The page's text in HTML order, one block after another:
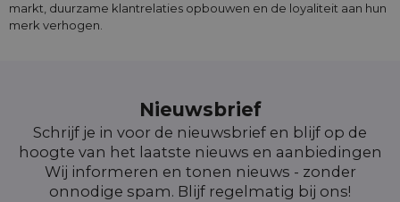
markt, duurzame klantrelaties opbouwen en de loyaliteit aan hun
merk verhogen.
Nieuwsbrief
Schrijf je in voor de nieuwsbrief en blijf op de
hoogte van het laatste nieuws en aanbiedingen
Wij informeren en tonen nieuws - zonder
onnodige spam. Blijf regelmatig bij ons!